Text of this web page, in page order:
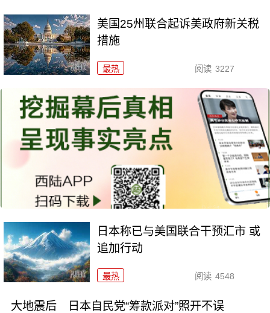
美国25州联合起诉美政府新关税
措施
最热 阅读 3227
日本称已与美国联合干预汇市 或
追加行动
最热 阅读 4548
大地震后 日本自民党“筹款派对”照开不误